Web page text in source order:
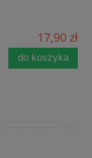
17,90 zł
do koszyka